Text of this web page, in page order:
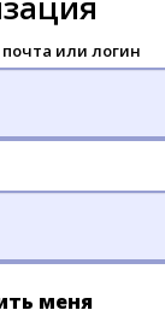
или логин
меня